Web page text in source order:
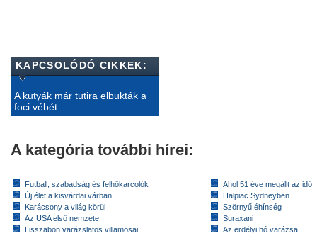
KAPCSOLÓDÓ CIKKEK:
A kutyák már tutira elbukták a
foci vébét
A kategória további hírei:
Futball, szabadság és felhőkarcolók
Új élet a kisvárdai várban
Karácsony a világ körül
Az USA első nemzete
Lisszabon varázslatos villamosai
Ahol 51 éve megállt az idő
Halpiac Sydneyben
Szörnyű éhínség
Suraxani
Az erdélyi hó varázsa